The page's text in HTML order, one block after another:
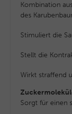
Kombination
des
Stimuliert die
Stellt die
Wirkt straffend
Sorgt für einen